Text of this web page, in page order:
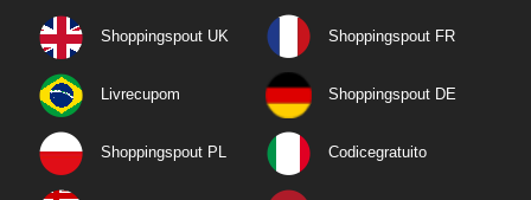
Shoppingspout UK Shoppingspout FR
Livrecupom Shoppingspout DE
Shoppingspout PL Codicegratuito